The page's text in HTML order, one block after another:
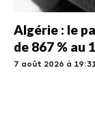
Algérie : le
de 867 % au
7 août 2026 à